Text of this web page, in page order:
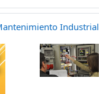
Industrial